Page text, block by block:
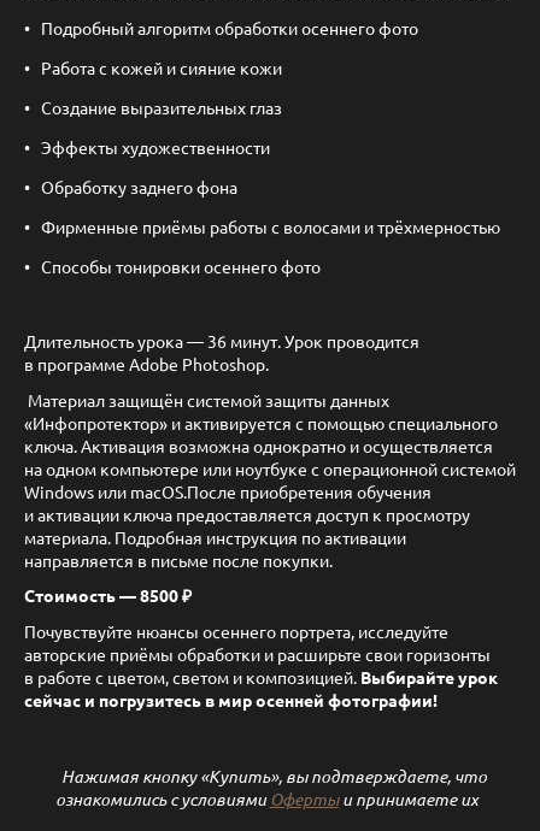
Подробный алгоритм обработки осеннего фото
Работа с кожей и сияние кожи
Создание выразительных глаз
Эффекты художественности
Обработку заднего фона
Фирменные приёмы работы с волосами и трёхмерностью
Способы тонировки осеннего фото
Длительность урока — 36 минут. Урок проводится
в программе Adobe Photoshop.
Материал защищён системой защиты данных
«Инфопротектор» и активируется с помощью специального
ключа. Активация возможна однократно и осуществляется
на одном компьютере или ноутбуке с операционной системой
Windows или macOS.После приобретения обучения
и активации ключа предоставляется доступ к просмотру
материала. Подробная инструкция по активации
направляется в письме после покупки.
Стоимость — 8500 ₽
Почувствуйте нюансы осеннего портрета, исследуйте
авторские приёмы обработки и расширьте свои горизонты
в работе с цветом, светом и композицией. Выбирайте урок
сейчас и погрузитесь в мир осенней фотографии!
Нажимая кнопку «Купить», вы подтверждаете, что
ознакомились с условиями Офертыи принимаете их